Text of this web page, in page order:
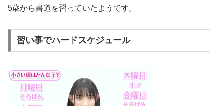
5歳から書道を習っていたようです。
習い事でハードスケジュール